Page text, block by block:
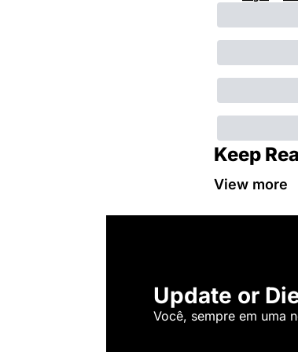
Keep
View more
Update or
Você, sempre em uma